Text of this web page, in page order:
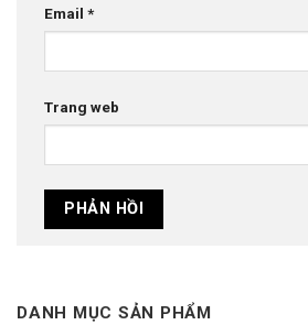
Email *
Trang web
DANH MỤC SẢN PHẨM